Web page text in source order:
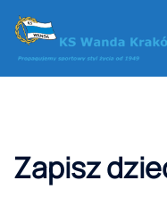
Przejdź
do
treści
Zapisz